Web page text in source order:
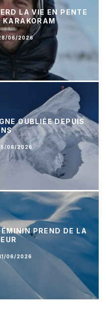
LA VIE EN PENTE
KARAKORAM
06/2026
OUBLIÉE DEPUIS
06/2026
PREND DE LA
06/2026